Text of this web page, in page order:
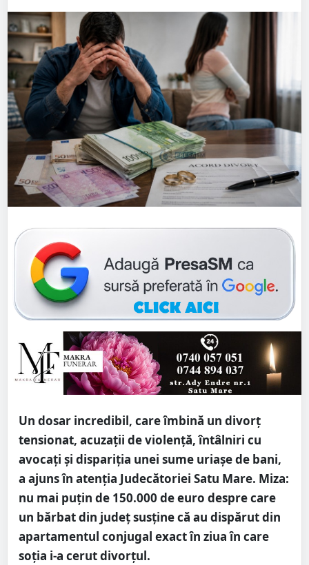
Un dosar incredibil, care îmbină un divorț
tensionat, acuzații de violență, întâlniri cu
avocați și dispariția unei sume uriașe de bani,
a ajuns în atenția Judecătoriei Satu Mare. Miza:
nu mai puțin de 150.000 de euro despre care
un bărbat din județ susține că au dispărut din
apartamentul conjugal exact în ziua în care
soția i-a cerut divorțul.